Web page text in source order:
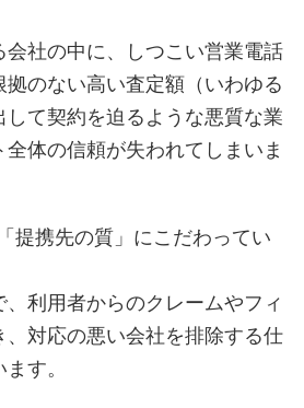
会社の中に、しつこい営業電話
拠のない高い査定額（いわゆる
して契約を迫るような悪質な業
体の信頼が失われてしまいま
提携先の質」にこだわってい
利用者からのクレームやフィ
、対応の悪い会社を排除する仕
す。